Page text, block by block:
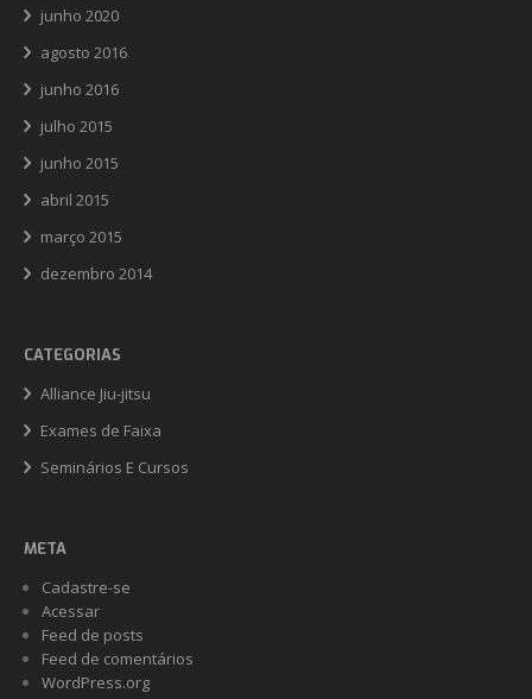
junho 2020
agosto 2016
junho 2016
julho 2015
junho 2015
abril 2015
março 2015
dezembro 2014
CATEGORIAS
Alliance Jiu-jitsu
Exames de Faixa
Seminários E Cursos
META
Cadastre-se
Acessar
Feed de posts
Feed de comentários
WordPress.org